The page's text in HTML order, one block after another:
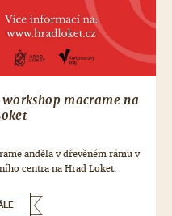
macrame na
anděla v dřevěném rámu v
centra na Hrad Loket.